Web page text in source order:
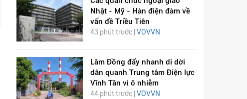
DỊCH VIÊM PHỔI COVID-
19
Nhật - Mỹ - Hàn điện đàm về
vấn đề Triều Tiên
43 phút trước | VOVVN
Lâm Đồng đẩy nhanh di dời
dân quanh Trung tâm Điện lực
Vĩnh Tân vì ô nhiễm
44 phút trước | VOVVN